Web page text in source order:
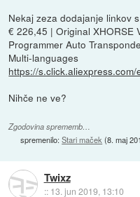
Nekaj zeza dodajanje linkov
€ 226,45 | Original XHORSE
Programmer Auto
Multi-languages
https://s.click.aliexpress.com/
Nihče ne ve?
Zgodovina sprememb…
spremenilo:Stari maček (8. maj
Twixz
:: 13. jun 2019, 13:10